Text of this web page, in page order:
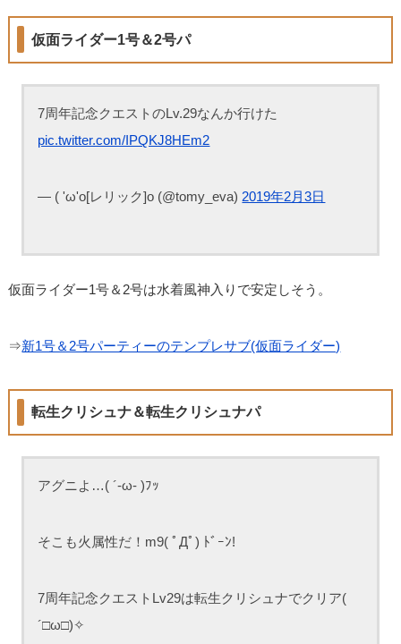
仮面ライダー1号＆2号パ
7周年記念クエストのLv.29なんか行けた
pic.twitter.com/IPQKJ8HEm2
— ( 'ω'o[レリック]o (@tomy_eva) 2019年2月3日
仮面ライダー1号＆2号は水着風神入りで安定しそう。
⇒新1号＆2号パーティーのテンプレサブ(仮面ライダー)
転生クリシュナ＆転生クリシュナパ
アグニよ…( ´-ω- )ﾌｯ
そこも火属性だ！m9( ﾟДﾟ) ﾄﾞｰﾝ!
7周年記念クエストLv29は転生クリシュナでクリア(
´□ω□)✧